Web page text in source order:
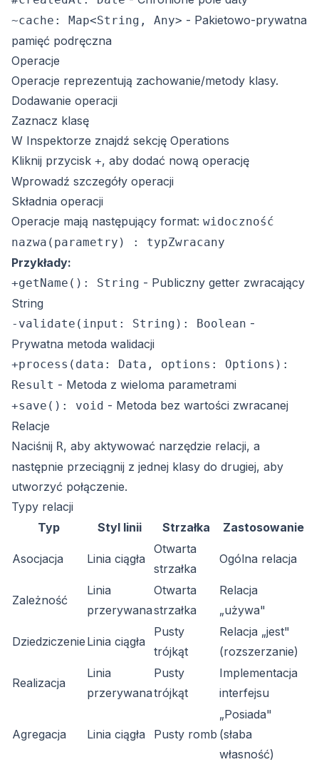
~cache: Map<String, Any> - Pakietowo-prywatna
pamięć podręczna
Operacje
Operacje reprezentują zachowanie/metody klasy.
Dodawanie operacji
Zaznacz klasę
W Inspektorze znajdź sekcję Operations
Kliknij przycisk +, aby dodać nową operację
Wprowadź szczegóły operacji
Składnia operacji
Operacje mają następujący format: widoczność
nazwa(parametry) : typZwracany
Przykłady:
+getName(): String - Publiczny getter zwracający
String
-validate(input: String): Boolean -
Prywatna metoda walidacji
+process(data: Data, options: Options):
Result - Metoda z wieloma parametrami
+save(): void - Metoda bez wartości zwracanej
Relacje
Naciśnij R, aby aktywować narzędzie relacji, a
następnie przeciągnij z jednej klasy do drugiej, aby
utworzyć połączenie.
Typy relacji
Typ
Styl linii Strzałka Zastosowanie
Asocjacja Linia ciągła
Otwarta
strzałka
Ogólna relacja
Zależność
Linia
przerywana
Otwarta
strzałka
Relacja
„używa"
Dziedziczenie Linia ciągła
Pusty
trójkąt
Relacja „jest"
(rozszerzanie)
Realizacja
Linia
przerywana
Pusty
trójkąt
Implementacja
interfejsu
Agregacja Linia ciągła Pusty romb
„Posiada"
(słaba
własność)